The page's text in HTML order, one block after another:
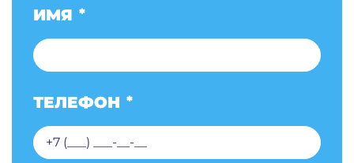
ИМЯ *
ТЕЛЕФОН *